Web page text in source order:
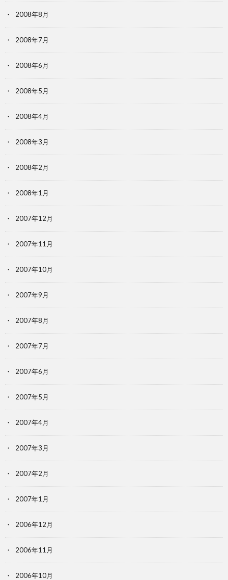
2008年8月
2008年7月
2008年6月
2008年5月
2008年4月
2008年3月
2008年2月
2008年1月
2007年12月
2007年11月
2007年10月
2007年9月
2007年8月
2007年7月
2007年6月
2007年5月
2007年4月
2007年3月
2007年2月
2007年1月
2006年12月
2006年11月
2006年10月